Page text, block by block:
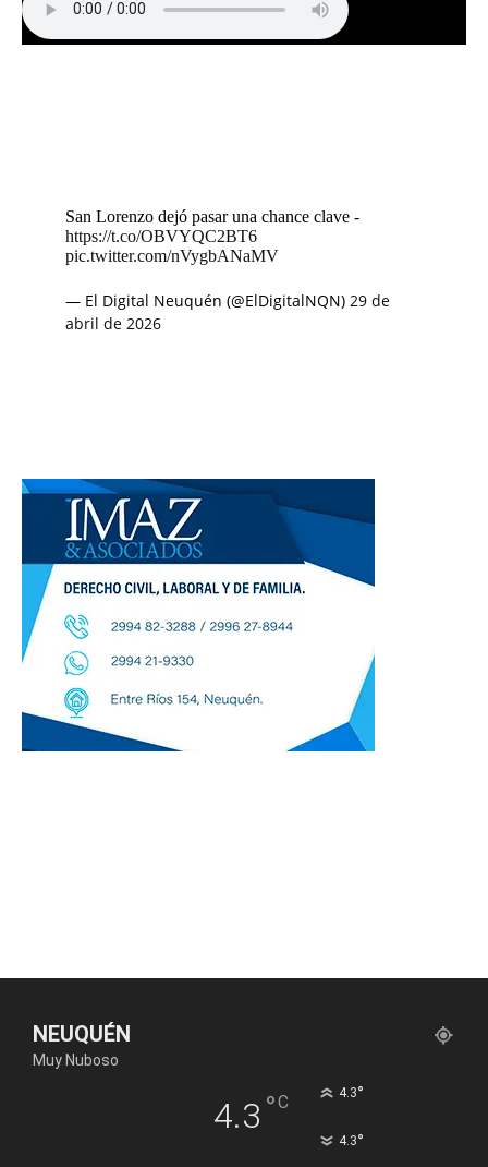
San Lorenzo dejó pasar una chance clave -
https://t.co/OBVYQC2BT6
pic.twitter.com/nVygbANaMV
— El Digital Neuquén (@ElDigitalNQN) 29 de
abril de 2026
NEUQUÉN
Muy Nuboso
4.3 °C 4.3°
4.3°